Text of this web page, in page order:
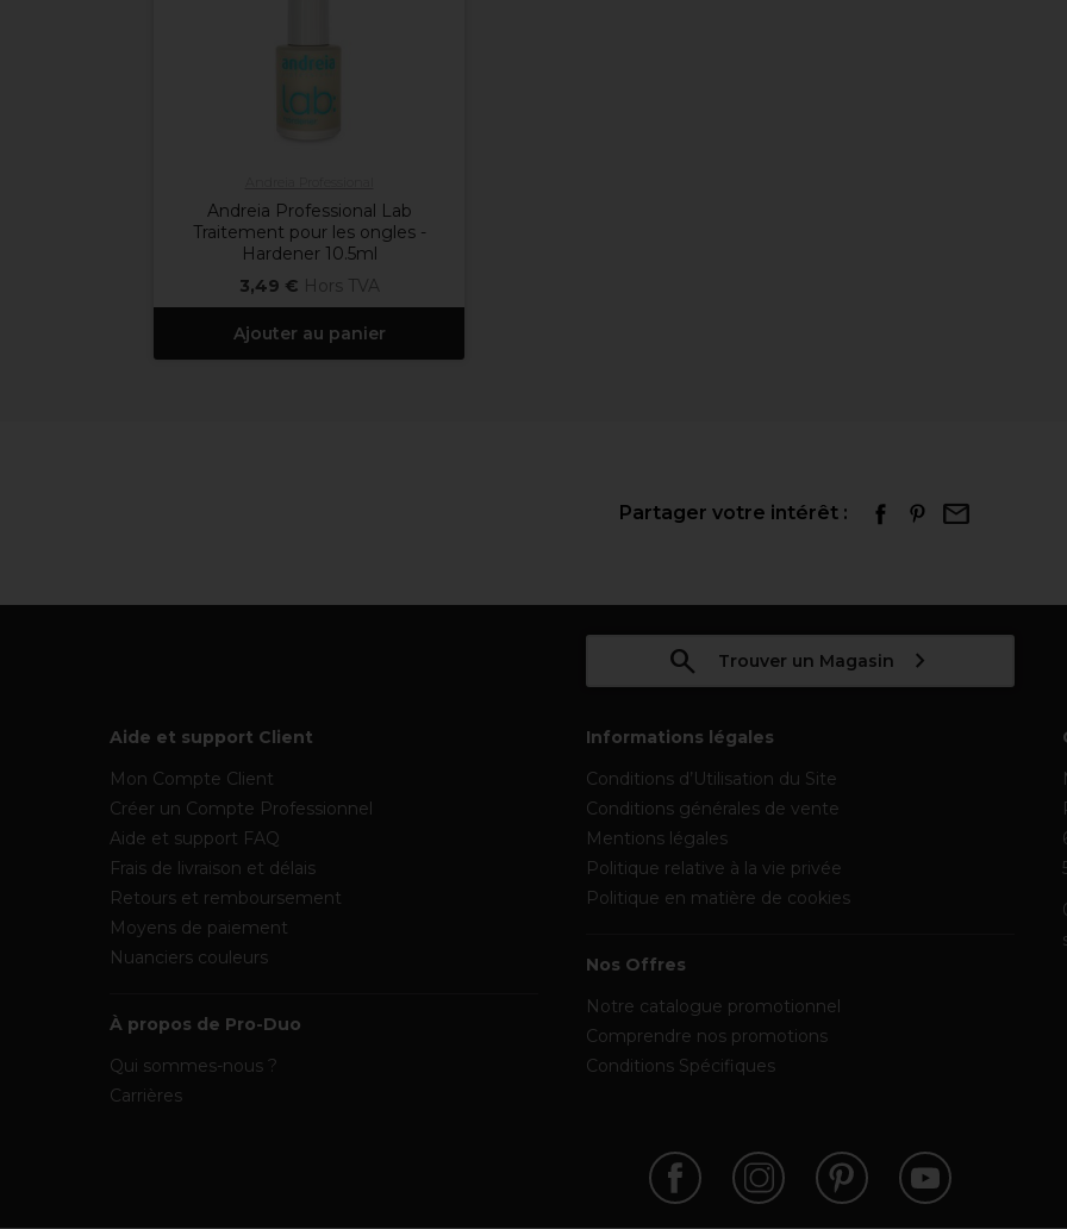
Andreia Professional Lab
Traitement pour les ongles -
Hardener 10.5ml
3,49 € Hors TVA
Ajouter au panier
Partager votre intérêt :
Trouver un Magasin
Aide et support Client
Mon Compte Client
Créer un Compte Professionnel
Aide et support FAQ
Frais de livraison et délais
Retours et remboursement
Moyens de paiement
Nuanciers couleurs
À propos de Pro-Duo
Qui sommes-nous ?
Carrières
Informations légales
Conditions d’Utilisation du Site
Conditions générales de vente
Mentions légales
Politique relative à la vie privée
Politique en matière de cookies
Nos Offres
Notre catalogue promotionnel
Comprendre nos promotions
Conditions Spécifiques